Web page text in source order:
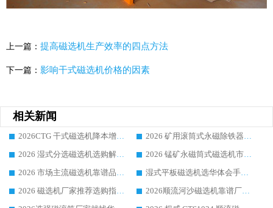
上一篇： 提高磁选机生产效率的四点方法
下一篇： 影响干式磁选机价格的因素
相关新闻
2026CTG 干式磁选机降本增效选购指南 选矿行业口碑稳定专业生产强者盘点
2026 矿用滚筒式永磁除铁器厂家榜单 行业实力派源头厂商选购干货指南
2026 湿式分选磁选机选购解析，华体会手机网页版-华体会(中国) 设备综合实力详解
2026 锰矿永磁筒式磁选机市场主流客户推荐生产厂家口碑精选
2026 市场主流磁选机靠谱品牌推荐 案例厂家华体会手机网页版-华体会(中国) 大众倾心之选
湿式平板磁选机选华体会手机网页版-华体会(中国) _2026靠谱厂家收获各地客户良好评价
2026 磁选机厂家推荐选购指南，实地走访参考华体会手机网页版-华体会(中国) 合作口碑表现
2026顺流河沙磁选机靠谱厂家推荐 华体会手机网页版-华体会(中国) 实力口碑精选